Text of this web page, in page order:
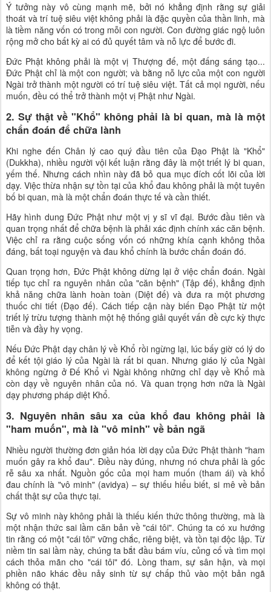
Ý tưởng này vô cùng mạnh mẽ, bởi nó khẳng định rằng sự giải
thoát và trí tuệ siêu việt không phải là đặc quyền của thần linh, mà
là tiềm năng vốn có trong mỗi con người. Con đường giác ngộ luôn
rộng mở cho bất kỳ ai có đủ quyết tâm và nỗ lực để bước đi.
Đức Phật không phải là một vị Thượng đế, một đấng sáng tạo...
Đức Phật chỉ là một con người; và bằng nỗ lực của một con người
Ngài trở thành một người có trí tuệ siêu việt. Tất cả mọi người, nếu
muốn, đều có thể trở thành một vị Phật như Ngài.
2. Sự thật về "Khổ" không phải là bi quan, mà là một
chẩn đoán để chữa lành
Khi nghe đến Chân lý cao quý đầu tiên của Đạo Phật là "Khổ"
(Dukkha), nhiều người vội kết luận rằng đây là một triết lý bi quan,
yếm thế. Nhưng cách nhìn này đã bỏ qua mục đích cốt lõi của lời
dạy. Việc thừa nhận sự tồn tại của khổ đau không phải là một tuyên
bố bi quan, mà là một chẩn đoán thực tế và cần thiết.
Hãy hình dung Đức Phật như một vị y sĩ vĩ đại. Bước đầu tiên và
quan trọng nhất để chữa bệnh là phải xác định chính xác căn bệnh.
Việc chỉ ra rằng cuộc sống vốn có những khía cạnh không thỏa
đáng, bất toại nguyện và đau khổ chính là bước chẩn đoán đó.
Quan trọng hơn, Đức Phật không dừng lại ở việc chẩn đoán. Ngài
tiếp tục chỉ ra nguyên nhân của "căn bệnh" (Tập đế), khẳng định
khả năng chữa lành hoàn toàn (Diệt đế) và đưa ra một phương
thuốc chi tiết (Đạo đế). Cách tiếp cận này biến Đạo Phật từ một
triết lý trừu tượng thành một hệ thống giải quyết vấn đề cực kỳ thực
tiễn và đầy hy vọng.
Nếu Đức Phật dạy chân lý về Khổ rồi ngừng lại, lúc bấy giờ có lý do
để kết tội giáo lý của Ngài là rất bi quan. Nhưng giáo lý của Ngài
không ngừng ở Đế Khổ vì Ngài không những chỉ dạy về Khổ mà
còn dạy về nguyên nhân của nó. Và quan trọng hơn nữa là Ngài
dạy phương pháp diệt Khổ.
3. Nguyên nhân sâu xa của khổ đau không phải là
"ham muốn", mà là "vô minh" về bản ngã
Nhiều người thường đơn giản hóa lời dạy của Đức Phật thành "ham
muốn gây ra khổ đau". Điều này đúng, nhưng nó chưa phải là gốc
rễ sâu xa nhất. Nguồn gốc của mọi ham muốn (tham ái) và khổ
đau chính là "vô minh" (avidya) – sự thiếu hiểu biết, si mê về bản
chất thật sự của thực tại.
Sự vô minh này không phải là thiếu kiến thức thông thường, mà là
một nhận thức sai lầm căn bản về "cái tôi". Chúng ta có xu hướng
tin rằng có một "cái tôi" vững chắc, riêng biệt, và tồn tại độc lập. Từ
niềm tin sai lầm này, chúng ta bắt đầu bám víu, củng cố và tìm mọi
cách thỏa mãn cho "cái tôi" đó. Lòng tham, sự sân hận, và mọi
phiền não khác đều nảy sinh từ sự chấp thủ vào một bản ngã
không có thật.